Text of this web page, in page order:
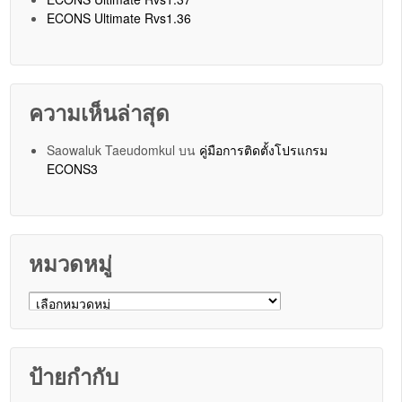
ECONS Ultimate Rvs1.36
ความเห็นล่าสุด
Saowaluk Taeudomkul บน คู่มือการติดตั้งโปรแกรม
ECONS3
หมวดหมู่
หมวดหมู่
ป้ายกำกับ